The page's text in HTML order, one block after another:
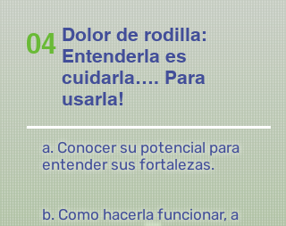
04 Dolor de rodilla:
Entenderla es
cuidarla…. Para
usarla!
a. Conocer su potencial para
entender sus fortalezas.
b. Como hacerla funcionar, a